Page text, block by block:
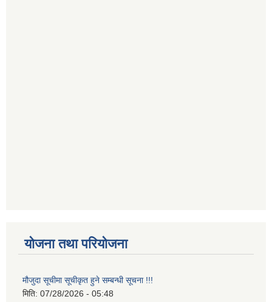
योजना तथा परियोजना
मौजुदा सूचीमा सूचीकृत हुने सम्बन्धी सूचना !!!
मिति: 07/28/2026 - 05:48